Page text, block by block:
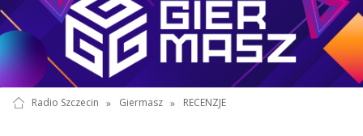
Radio Szczecin » Giermasz » RECENZJE